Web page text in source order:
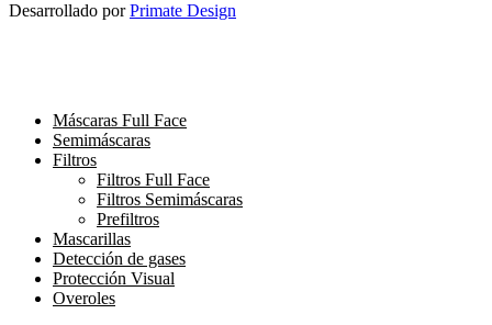
Desarrollado porPrimate Design
Máscaras Full Face
Semimáscaras
Filtros
Filtros Full Face
Filtros Semimáscaras
Prefiltros
Mascarillas
Detección de gases
Protección Visual
Overoles